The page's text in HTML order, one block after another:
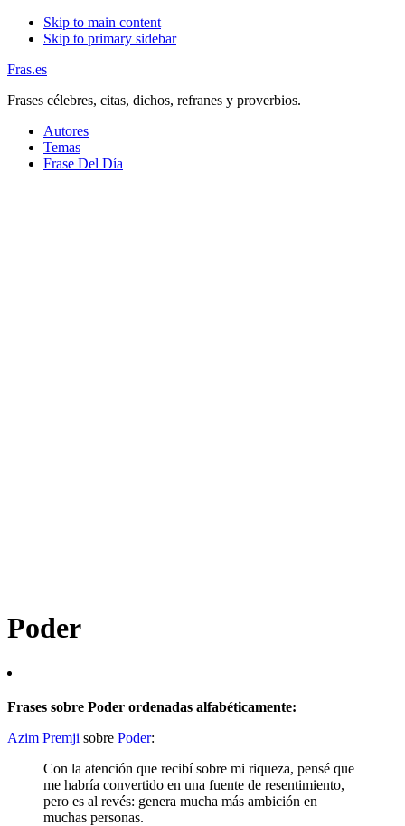
Skip to main content
Skip to primary sidebar
Fras.es
Frases célebres, citas, dichos, refranes y proverbios.
Autores
Temas
Frase Del Día
Poder
Frases sobre Poder ordenadas alfabéticamente:
Azim Premji sobre Poder:
Con la atención que recibí sobre mi riqueza, pensé que
me habría convertido en una fuente de resentimiento,
pero es al revés: genera mucha más ambición en
muchas personas.